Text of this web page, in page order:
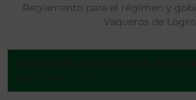
Reglamento para el régimen y
Vaqueros de